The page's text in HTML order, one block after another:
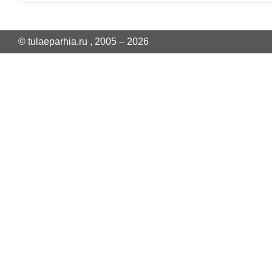
© tulaeparhia.ru , 2005 – 2026